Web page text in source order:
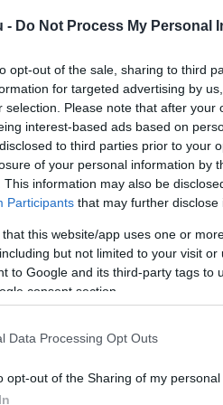
- Do Not Process My Personal
opt-out of the sale, sharing to third
for targeted advertising by
selection. Please note that after
interest-based ads based on
to third parties prior to your
of your personal information by
This information may also be
Participants that may further disclose
that this website/app uses one or
but not limited to your visit
to Google and its third-party tags to
consent section.
Data Processing Opt Outs
opt-out of the Sharing of my personal
hanem a
a CNBC cikkében.
forrásként a Google Keresőben!